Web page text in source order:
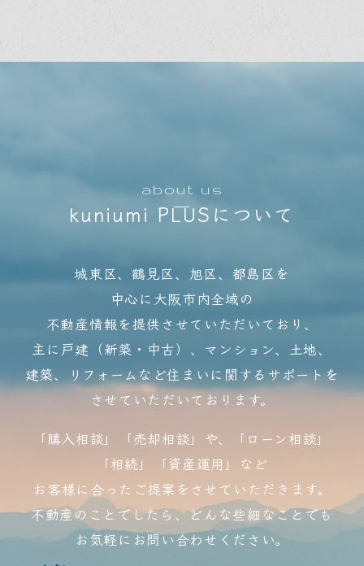
about us
kuniumi PLUSについて
城東区、鶴見区、旭区、都島区を
中心に大阪市内全域の
不動産情報を提供させていただいており、
​主に戸建（新築・中古）、マンション、土地、
建築、リフォームなど住まいに関するサポートを
させていただいております。
「購入相談」「売却相談」や、「ローン相談」
「相続」「資産運用」など
お客様に合ったご提案をさせていただきます。
不動産のことでしたら、どんな些細なことでも
お気軽にお問い合わせください。